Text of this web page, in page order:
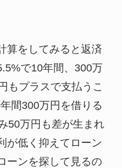
算をしてみると返済
で10年間、300万
もプラスで支払うこ
間300万円を借りる
50万円も差が生まれ
が低く抑えてローン
ーンを探して見るの